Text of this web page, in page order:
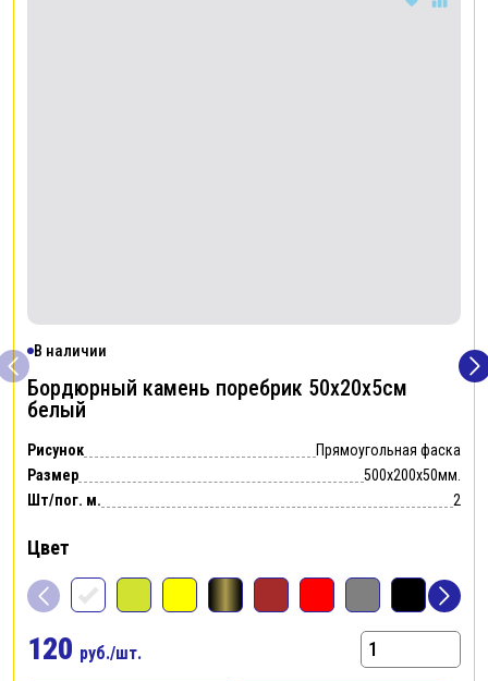
В наличии
Бордюрный камень поребрик 50х20х5см
белый
Рисунок
Прямоугольная фаска
Размер
500x200x50мм.
Шт/пог. м.
2
Цвет
120 руб./шт.